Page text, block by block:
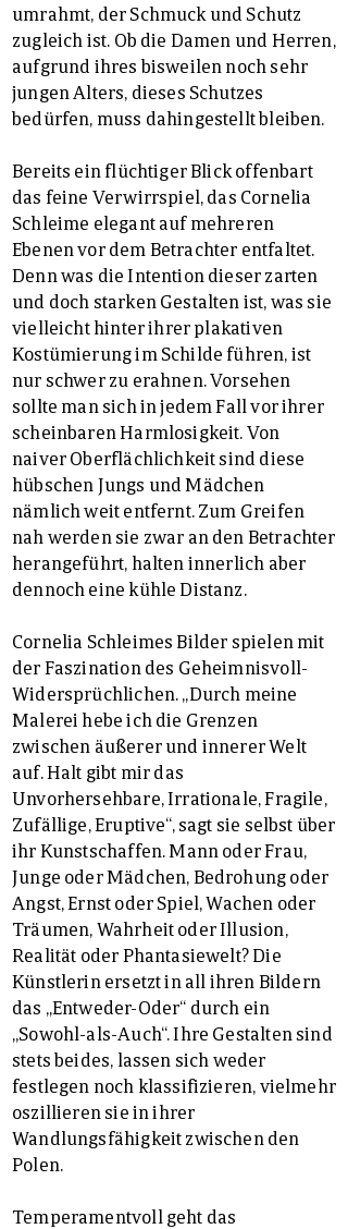
umrahmt, der Schmuck und Schutz
zugleich ist. Ob die Damen und Herren,
aufgrund ihres bisweilen noch sehr
jungen Alters, dieses Schutzes
bedürfen, muss dahingestellt bleiben.
Bereits ein flüchtiger Blick offenbart
das feine Verwirrspiel, das Cornelia
Schleime elegant auf mehreren
Ebenen vor dem Betrachter entfaltet.
Denn was die Intention dieser zarten
und doch starken Gestalten ist, was sie
vielleicht hinter ihrer plakativen
Kostümierung im Schilde führen, ist
nur schwer zu erahnen. Vorsehen
sollte man sich in jedem Fall vor ihrer
scheinbaren Harmlosigkeit. Von
naiver Oberflächlichkeit sind diese
hübschen Jungs und Mädchen
nämlich weit entfernt. Zum Greifen
nah werden sie zwar an den Betrachter
herangeführt, halten innerlich aber
dennoch eine kühle Distanz.
Cornelia Schleimes Bilder spielen mit
der Faszination des Geheimnisvoll-
Widersprüchlichen. „Durch meine
Malerei hebe ich die Grenzen
zwischen äußerer und innerer Welt
auf. Halt gibt mir das
Unvorhersehbare, Irrationale, Fragile,
Zufällige, Eruptive“, sagt sie selbst über
ihr Kunstschaffen. Mann oder Frau,
Junge oder Mädchen, Bedrohung oder
Angst, Ernst oder Spiel, Wachen oder
Träumen, Wahrheit oder Illusion,
Realität oder Phantasiewelt? Die
Künstlerin ersetzt in all ihren Bildern
das „Entweder-Oder“ durch ein
„Sowohl-als-Auch“. Ihre Gestalten sind
stets beides, lassen sich weder
festlegen noch klassifizieren, vielmehr
oszillieren sie in ihrer
Wandlungsfähigkeit zwischen den
Polen.
Temperamentvoll geht das